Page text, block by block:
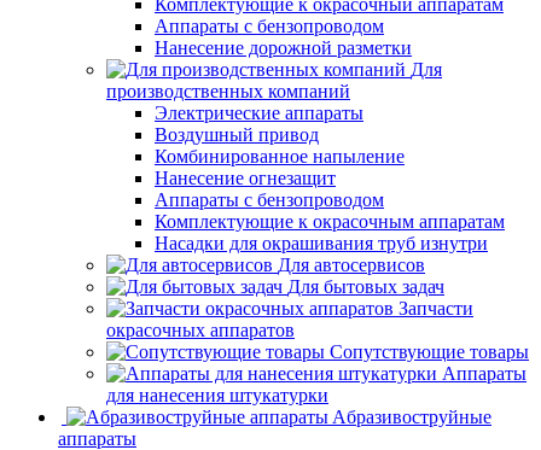
Комплектующие к окрасочный аппаратам
Аппараты с бензопроводом
Нанесение дорожной разметки
Для
производственных компаний
Электрические аппараты
Воздушный привод
Комбинированное напыление
Нанесение огнезащит
Аппараты с бензопроводом
Комплектующие к окрасочным аппаратам
Насадки для окрашивания труб изнутри
Для автосервисов
Для бытовых задач
Запчасти
окрасочных аппаратов
Сопутствующие товары
Аппараты
для нанесения штукатурки
Aбразивоструйные
аппараты